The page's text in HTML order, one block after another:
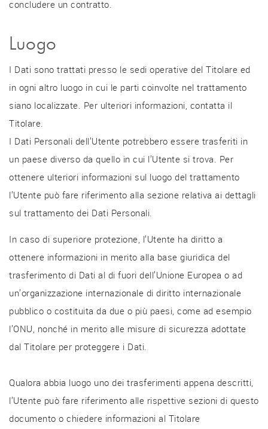
concludere un contratto.
Luogo
I Dati sono trattati presso le sedi operative del Titolare ed
in ogni altro luogo in cui le parti coinvolte nel trattamento
siano localizzate. Per ulteriori informazioni, contatta il
Titolare.
I Dati Personali dell’Utente potrebbero essere trasferiti in
un paese diverso da quello in cui l’Utente si trova. Per
ottenere ulteriori informazioni sul luogo del trattamento
l’Utente può fare riferimento alla sezione relativa ai dettagli
sul trattamento dei Dati Personali.
In caso di superiore protezione, l’Utente ha diritto a
ottenere informazioni in merito alla base giuridica del
trasferimento di Dati al di fuori dell’Unione Europea o ad
un’organizzazione internazionale di diritto internazionale
pubblico o costituita da due o più paesi, come ad esempio
l’ONU, nonché in merito alle misure di sicurezza adottate
dal Titolare per proteggere i Dati.
Qualora abbia luogo uno dei trasferimenti appena descritti,
l’Utente può fare riferimento alle rispettive sezioni di questo
documento o chiedere informazioni al Titolare